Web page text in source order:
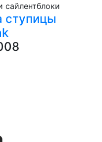
сайлентблоки
ступицы